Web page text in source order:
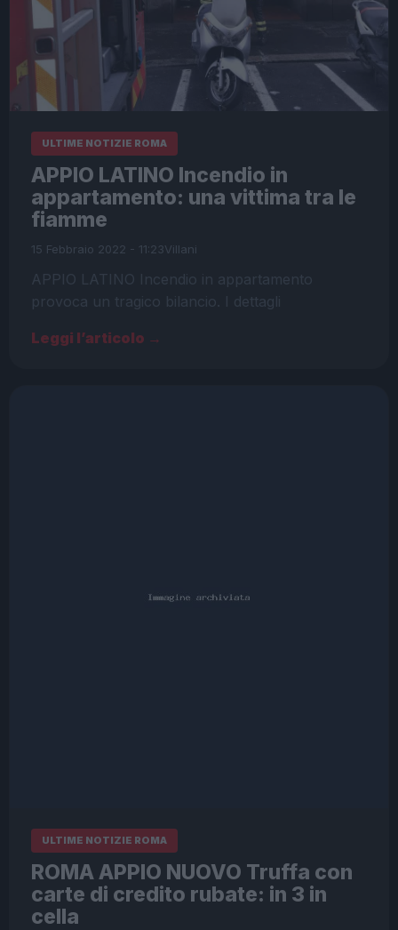
ULTIME NOTIZIE ROMA
APPIO LATINO Incendio in
appartamento: una vittima tra le
fiamme
15 Febbraio 2022 - 11:23Villani
APPIO LATINO Incendio in appartamento
provoca un tragico bilancio. I dettagli
Leggi l’articolo →
ULTIME NOTIZIE ROMA
ROMA APPIO NUOVO Truffa con
carte di credito rubate: in 3 in
cella